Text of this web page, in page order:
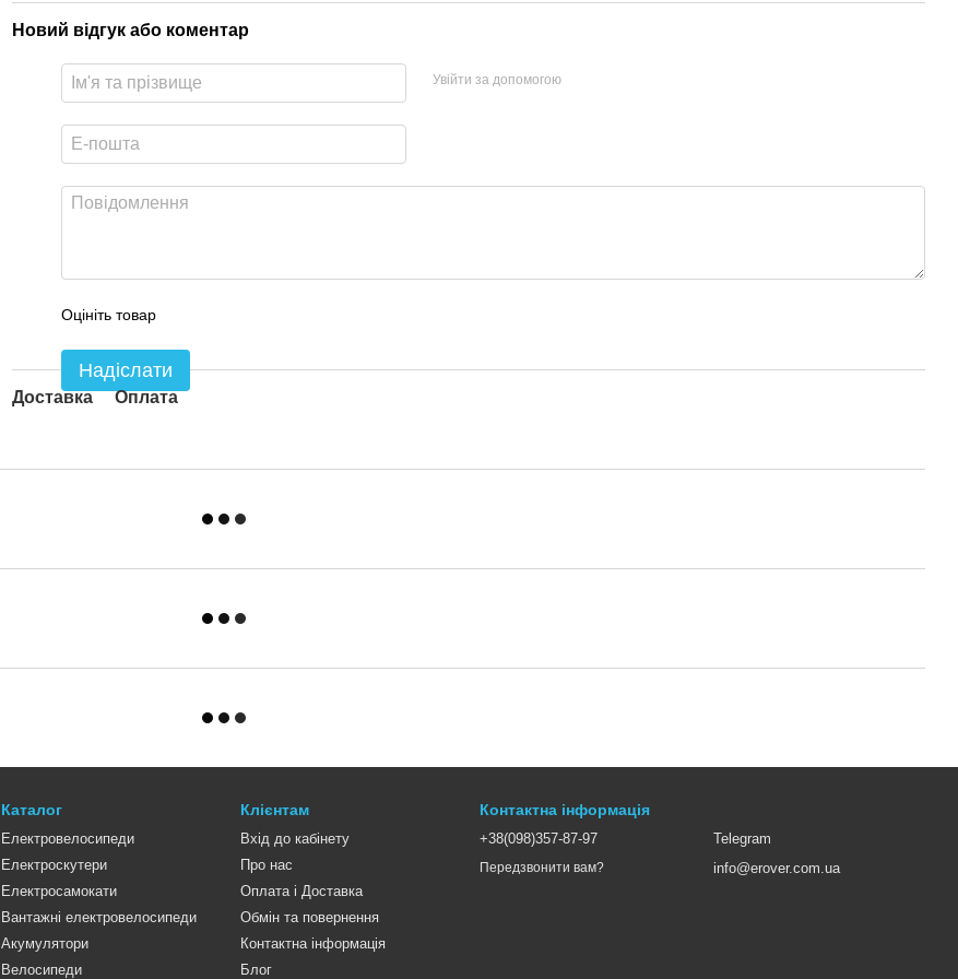
Новий відгук або коментар
Увійти за допомогою
Оцініть товар
Надіслати
Доставка Оплата
Каталог
Електровелосипеди
Електроскутери
Електросамокати
Вантажні електровелосипеди
Акумулятори
Велосипеди
Клієнтам
Вхід до кабінету
Про нас
Оплата і Доставка
Обмін та повернення
Контактна інформація
Блог
Контактна інформація
+38(098)357-87-97
Передзвонити вам?
Telegram
info@erover.com.ua